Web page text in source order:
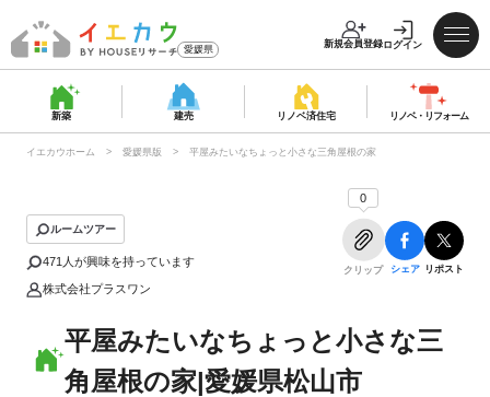
愛媛県 新規会員登録ログイン
新築 建売 リノベ済住宅 リノベ・ リフォーム
イエカウホーム 愛媛県版 平屋みたいなちょっと小さな三角屋根の家
平屋みたいなちょっと小さな三
角屋根の家|愛媛県松山市
ルームツアー
471 人が興味を持っています
株式会社プラスワン
0
クリップ シェア リポスト